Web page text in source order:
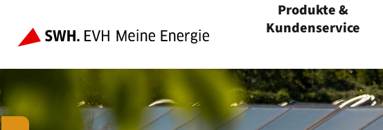
Produkte &
Kundenservice